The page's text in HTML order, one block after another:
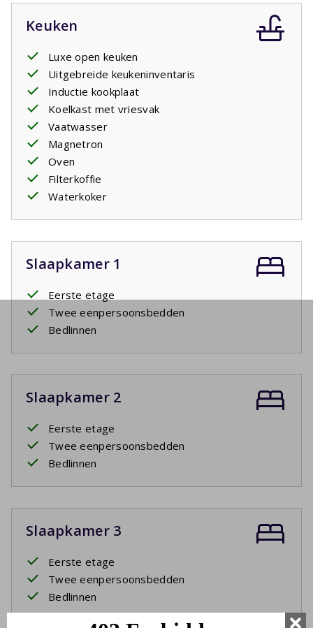
Keuken
Luxe open keuken
Uitgebreide keukeninventaris
Inductie kookplaat
Koelkast met vriesvak
Vaatwasser
Magnetron
Oven
Filterkoffie
Waterkoker
Slaapkamer 1
Eerste etage
Twee eenpersoonsbedden
Bedlinnen
Slaapkamer 2
Eerste etage
Twee eenpersoonsbedden
Bedlinnen
Slaapkamer 3
Eerste etage
Twee eenpersoonsbedden
Bedlinnen